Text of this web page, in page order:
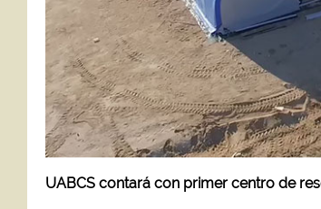
UABCS contará con primer centro de